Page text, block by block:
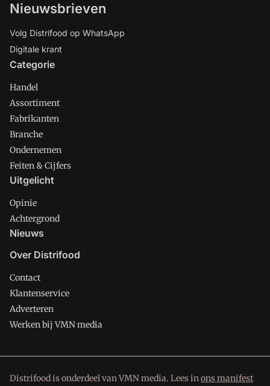
Nieuwsbrieven
Volg Distrifood op WhatsApp
Digitale krant
Categorie
Handel
Assortiment
Fabrikanten
Branche
Ondernemen
Feiten & Cijfers
Uitgelicht
Opinie
Achtergrond
Nieuws
Over Distrifood
Contact
Klantenservice
Adverteren
Werken bij VMN media
Distrifood is onderdeel van VMN media. Lees inons manifest